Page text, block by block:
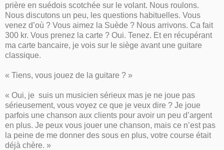
prière en suédois scotchée sur le volant. Nous roulons.
Nous discutons un peu, les questions habituelles. Vous
venez d’où ? Vous aimez la Suède ? Nous arrivons. Ca fait
300 kr. Vous prenez la carte ? Oui. Tenez. Et en récupérant
ma carte bancaire, je vois sur le siège avant une guitare
classique.
« Tiens, vous jouez de la guitare ? »
« Oui, je suis un musicien sérieux mas je ne joue pas
sérieusement, vous voyez ce que je veux dire ? Je joue
parfois une chanson aux clients pour avoir un peu d’argent
en plus. Je peux vous jouer une chanson, mais ce n’est pas
la peine de me donner des sous en plus, votre course était
déjà chère. »